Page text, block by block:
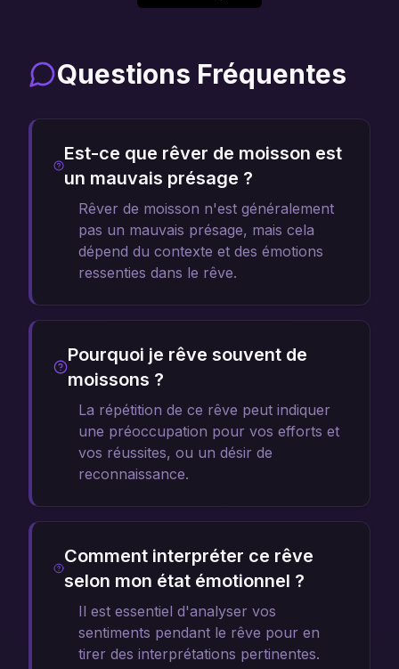
Questions Fréquentes
Est-ce que rêver de moisson est
un mauvais présage ?
Rêver de moisson n'est généralement
pas un mauvais présage, mais cela
dépend du contexte et des émotions
ressenties dans le rêve.
Pourquoi je rêve souvent de
moissons ?
La répétition de ce rêve peut indiquer
une préoccupation pour vos efforts et
vos réussites, ou un désir de
reconnaissance.
Comment interpréter ce rêve
selon mon état émotionnel ?
Il est essentiel d'analyser vos
sentiments pendant le rêve pour en
tirer des interprétations pertinentes.